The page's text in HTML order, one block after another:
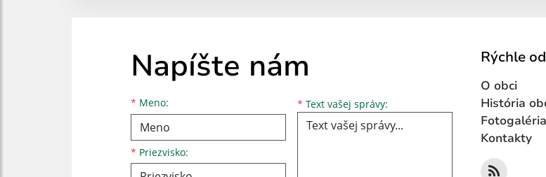
Napíšte nám
* Meno:
Meno
* Priezvisko:
Priezvisko
E-mailová adresa * Text vašej správy: Text vašej správy...
Rýchle
O obci
História
Fotogaléria
Kontakty